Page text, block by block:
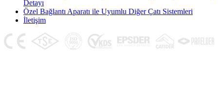
Detayı
Özel Bağlantı Aparatı ile Uyumlu Diğer Çatı Sistemleri
İletişim